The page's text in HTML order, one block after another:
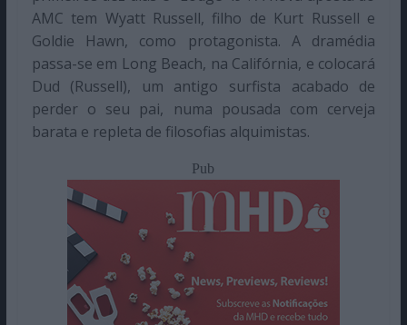
AMC tem Wyatt Russell, filho de Kurt Russell e
Goldie Hawn, como protagonista. A dramédia
passa-se em Long Beach, na Califórnia, e colocará
Dud (Russell), um antigo surfista acabado de
perder o seu pai, numa pousada com cerveja
barata e repleta de filosofias alquimistas.
Pub